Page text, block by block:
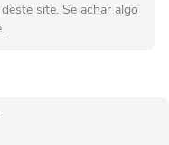
site. Se achar algo